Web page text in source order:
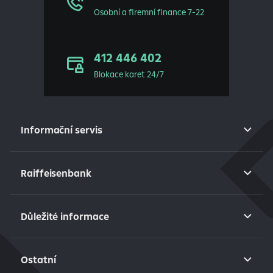
Osobní a firemní finance 7-22
412 446 402
Blokace karet 24/7
Informační servis
Raiffeisenbank
Důležité informace
Ostatní